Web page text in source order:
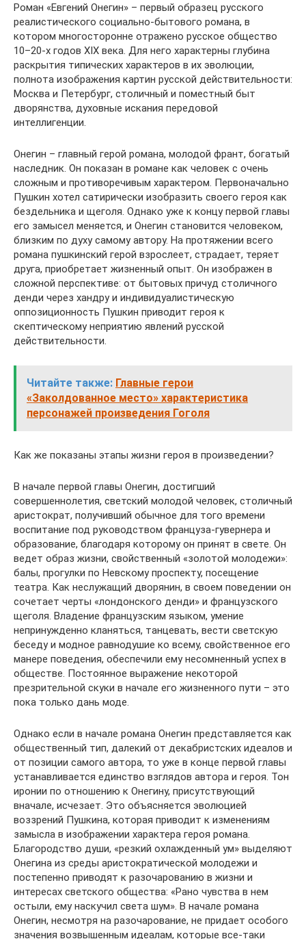
Роман «Евгений Онегин» – первый образец русского
реалистического социально-бытового романа, в
котором многосторонне отражено русское общество
10–20-х годов XIX века. Для него характерны глубина
раскрытия типических характеров в их эволюции,
полнота изображения картин русской действительности:
Москва и Петербург, столичный и поместный быт
дворянства, духовные искания передовой
интеллигенции.
Онегин – главный герой романа, молодой франт, богатый
наследник. Он показан в романе как человек с очень
сложным и противоречивым характером. Первоначально
Пушкин хотел сатирически изобразить своего героя как
бездельника и щеголя. Однако уже к концу первой главы
его замысел меняется, и Онегин становится человеком,
близким по духу самому автору. На протяжении всего
романа пушкинский герой взрослеет, страдает, теряет
друга, приобретает жизненный опыт. Он изображен в
сложной перспективе: от бытовых причуд столичного
денди через хандру и индивидуалистическую
оппозиционность Пушкин приводит героя к
скептическому неприятию явлений русской
действительности.
Читайте также: Главные герои
«Заколдованное место» характеристика
персонажей произведения Гоголя
Как же показаны этапы жизни героя в произведении?
В начале первой главы Онегин, достигший
совершеннолетия, светский молодой человек, столичный
аристократ, получивший обычное для того времени
воспитание под руководством француза-гувернера и
образование, благодаря которому он принят в свете. Он
ведет образ жизни, свойственный «золотой молодежи»:
балы, прогулки по Невскому проспекту, посещение
театра. Как неслужащий дворянин, в своем поведении он
сочетает черты «лондонского денди» и французского
щеголя. Владение французским языком, умение
непринужденно кланяться, танцевать, вести светскую
беседу и модное равнодушие ко всему, свойственное его
манере поведения, обеспечили ему несомненный успех в
обществе. Постоянное выражение некоторой
презрительной скуки в начале его жизненного пути – это
пока только дань моде.
Однако если в начале романа Онегин представляется как
общественный тип, далекий от декабристских идеалов и
от позиции самого автора, то уже в конце первой главы
устанавливается единство взглядов автора и героя. Тон
иронии по отношению к Онегину, присутствующий
вначале, исчезает. Это объясняется эволюцией
воззрений Пушкина, которая приводит к изменениям
замысла в изображении характера героя романа.
Благородство души, «резкий охлажденный ум» выделяют
Онегина из среды аристократической молодежи и
постепенно приводят к разочарованию в жизни и
интересах светского общества: «Рано чувства в нем
остыли, ему наскучил света шум». В начале романа
Онегин, несмотря на разочарование, не придает особого
значения возвышенным идеалам, которые все-таки